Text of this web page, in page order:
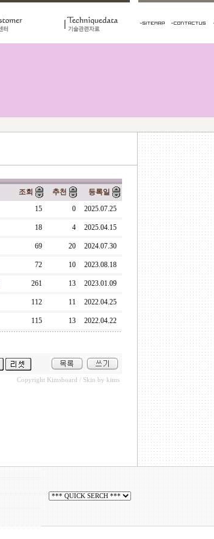
조회 추천
등록일
15 0 2025.07.25
18 4 2025.04.15
69 20 2024.07.30
72 10 2023.08.18
261 13 2023.01.09
112 11 2022.04.25
115 13 2022.04.22
Copyright Kimsboard / Skin by kims